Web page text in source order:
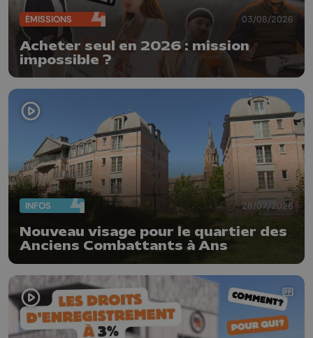
ÉMISSIONS 03/08/2026
Acheter seul en 2026 : mission
impossible ?
INFOS 28/07/2026
Nouveau visage pour le quartier des
Anciens Combattants à Ans